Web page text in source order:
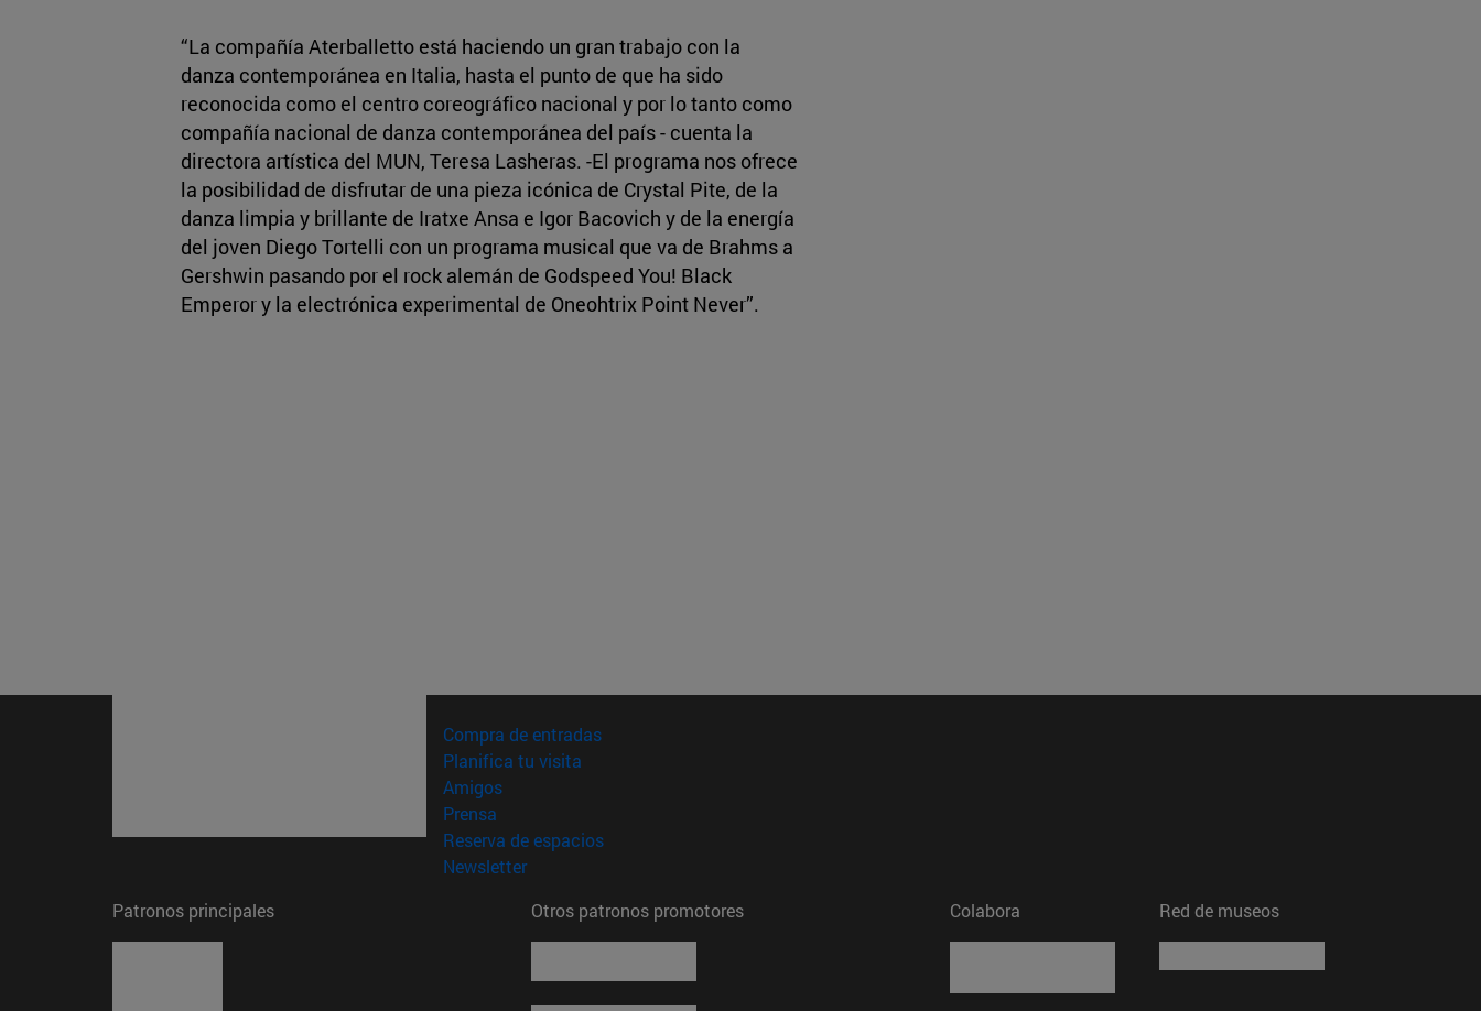
“La compañía Aterballetto está haciendo un gran trabajo con la
danza contemporánea en Italia, hasta el punto de que ha sido
reconocida como el centro coreográfico nacional y por lo tanto como
compañía nacional de danza contemporánea del país - cuenta la
directora artística del MUN, Teresa Lasheras. -El programa nos ofrece
la posibilidad de disfrutar de una pieza icónica de Crystal Pite, de la
danza limpia y brillante de Iratxe Ansa e Igor Bacovich y de la energía
del joven Diego Tortelli con un programa musical que va de Brahms a
Gershwin pasando por el rock alemán de Godspeed You! Black
Emperor y la electrónica experimental de Oneohtrix Point Never”.
Compra de entradas(abre en nueva ventana)
Planifica tu visita
Amigos(abre en nueva ventana)
Prensa
Reserva de espacios(abre en nueva ventana)
Newsletter(abre en nueva ventana)
Patronos principales
Otros patronos promotores Colabora Red de museos